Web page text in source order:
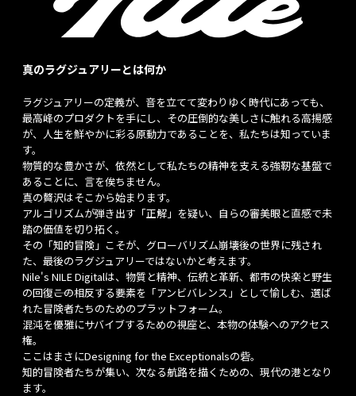
真のラグジュアリーとは何か
ラグジュアリーの定義が、音を立てて変わりゆく時代にあっても、
最高峰のプロダクトを手にし、その圧倒的な美しさに触れる高揚感
が、人生を鮮やかに彩る原動力であることを、私たちは知っていま
す。
物質的な豊かさが、依然として私たちの精神を支える強靭な基盤で
あることに、言を俟ちません。
真の贅沢はそこから始まります。
アルゴリズムが弾き出す「正解」を疑い、自らの審美眼と直感で未
踏の価値を切り拓く。
その「知的冒険」こそが、グローバリズム崩壊後の世界に残され
た、最後のラグジュアリーではないかと考えます。
Nile's NILE Digitalは、物質と精神、伝統と革新、都市の快楽と野生
の回復――この相反する要素を「アンビバレンス」として愉しむ、選ば
れた冒険者たちのためのプラットフォーム。
混沌を優雅にサバイブするための視座と、本物の体験へのアクセス
権。
ここはまさにDesigning for the Exceptionalsの砦。
知的冒険者たちが集い、次なる航路を描くための、現代の港となり
ます。